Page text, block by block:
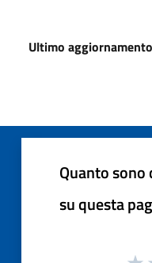
Ultimo aggiornamento
Quanto
su questa